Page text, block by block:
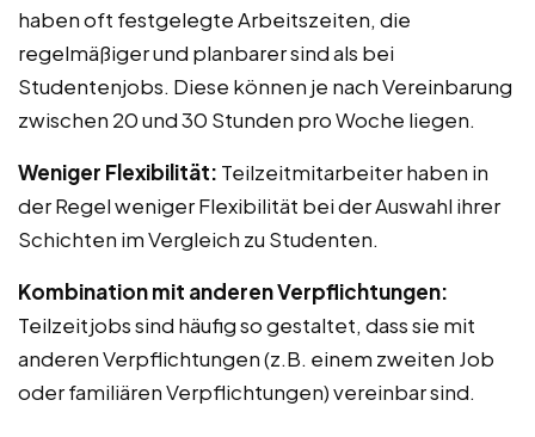
haben oft festgelegte Arbeitszeiten, die
regelmäßiger und planbarer sind als bei
Studentenjobs. Diese können je nach Vereinbarung
zwischen 20 und 30 Stunden pro Woche liegen.
Weniger Flexibilität: Teilzeitmitarbeiter haben in
der Regel weniger Flexibilität bei der Auswahl ihrer
Schichten im Vergleich zu Studenten.
Kombination mit anderen Verpflichtungen:
Teilzeitjobs sind häufig so gestaltet, dass sie mit
anderen Verpflichtungen (z.B. einem zweiten Job
oder familiären Verpflichtungen) vereinbar sind.